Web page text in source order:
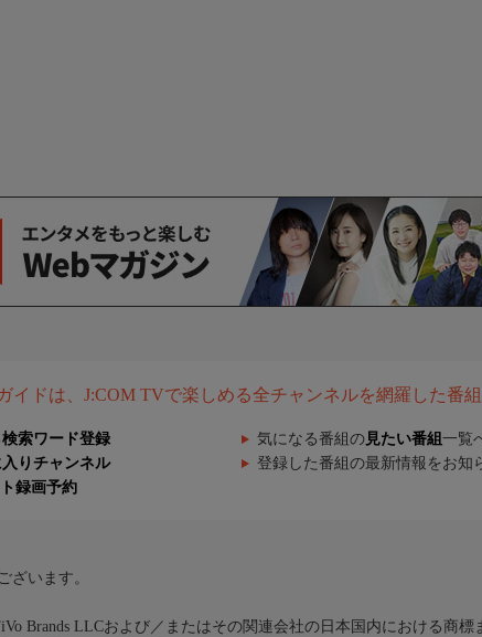
イドは、J:COM TVで楽しめる全チャンネルを網羅した番組
検索ワード登録 気になる番組の 見たい番組 一覧
りチャンネル 登録した番組の最新情報をお知
録画予約
ざいます。
Brands LLCおよび／またはその関連会社の日本国内における商標